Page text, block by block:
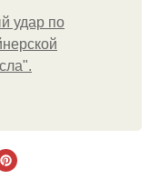
удар по